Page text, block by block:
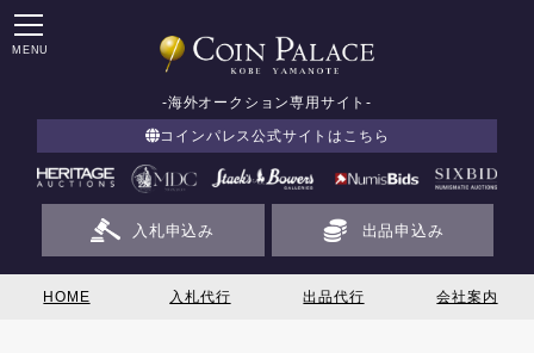
MENU
-海外オークション専用サイト-
コインパレス公式サイトはこちら
入札申込み 出品申込み
HOME 入札代行 出品代行 会社案内